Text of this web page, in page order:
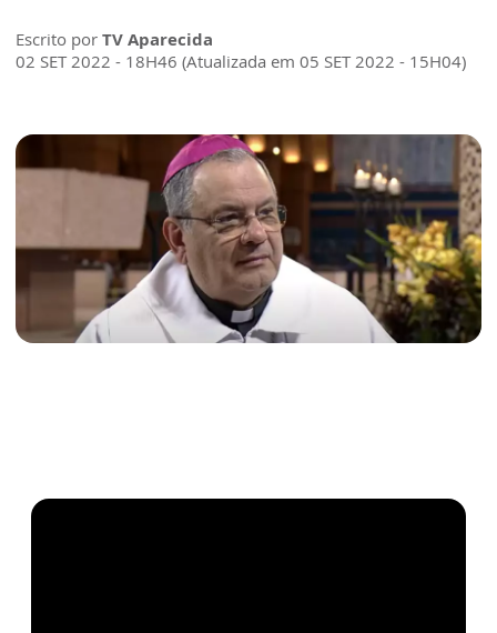
Escrito por TV Aparecida
02 SET 2022 - 18H46 (Atualizada em 05 SET 2022 - 15H04)